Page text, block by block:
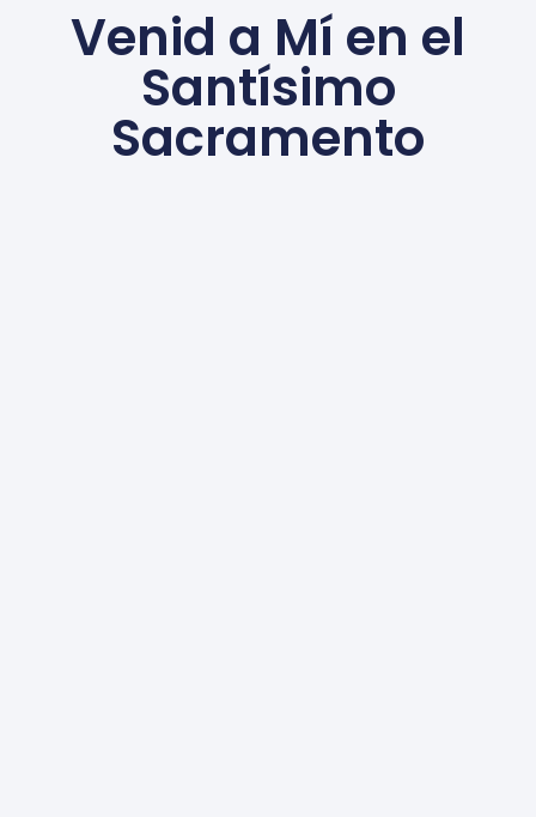
Venid a Mí en el
Santísimo
Sacramento